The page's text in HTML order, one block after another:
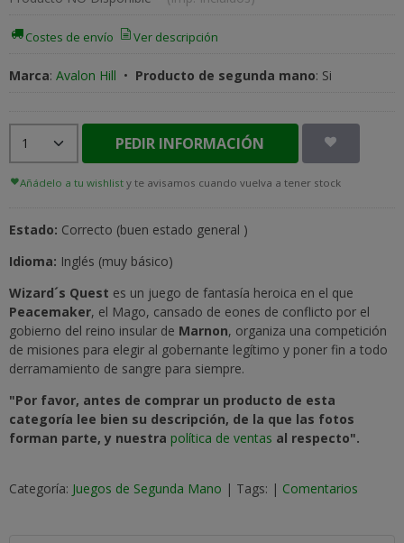
Costes de envío Ver descripción
Marca: Avalon Hill • Producto de segunda mano: Si
PEDIR INFORMACIÓN
Añádelo a tu wishlist y te avisamos cuando vuelva a tener stock
Estado: Correcto (buen estado general )
Idioma: Inglés (muy básico)
Wizard´s Quest es un juego de fantasía heroica en el que
Peacemaker, el Mago, cansado de eones de conflicto por el
gobierno del reino insular de Marnon, organiza una competición
de misiones para elegir al gobernante legítimo y poner fin a todo
derramamiento de sangre para siempre.
"Por favor, antes de comprar un producto de esta
categoría lee bien su descripción, de la que las fotos
forman parte, y nuestra política de ventas al respecto".
Categoría: Juegos de Segunda Mano | Tags: | Comentarios